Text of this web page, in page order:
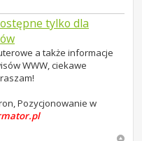
tylko dla
a także informacje
WWW, ciekawe
Pozycjonowanie w